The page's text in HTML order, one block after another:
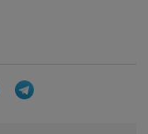
LinkedIn